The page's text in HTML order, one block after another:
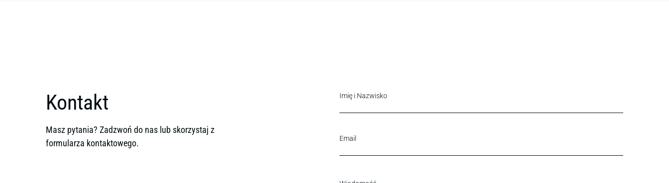
Kontakt
Masz pytania? Zadzwoń do nas lub skorzystaj z
formularza kontaktowego.